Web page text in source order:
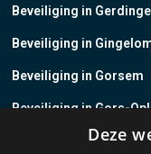
Beveiliging in
Beveiliging in
Beveiliging in Gorsem
Beveiliging in Gors-
Beveiliging in Gotem
Deze